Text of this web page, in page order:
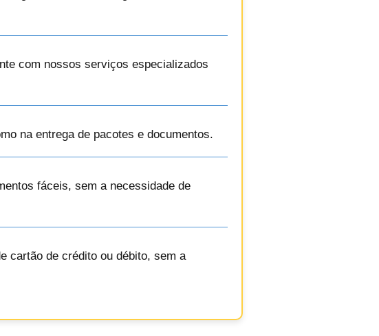
com nossos serviços especializados
na entrega de pacotes e documentos.
fáceis, sem a necessidade de
cartão de crédito ou débito, sem a